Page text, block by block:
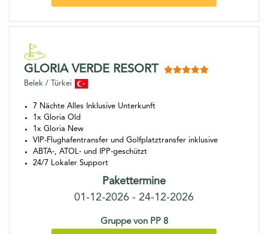
GLORIA VERDE RESORT
Belek / Türkei
7 Nächte Alles Inklusive Unterkunft
1x Gloria Old
1x Gloria New
VIP-Flughafentransfer und Golfplatztransfer inklusive
ABTA-, ATOL- und IPP-geschützt
24/7 Lokaler Support
Pakettermine
01-12-2026 - 24-12-2026
Gruppe von PP 8